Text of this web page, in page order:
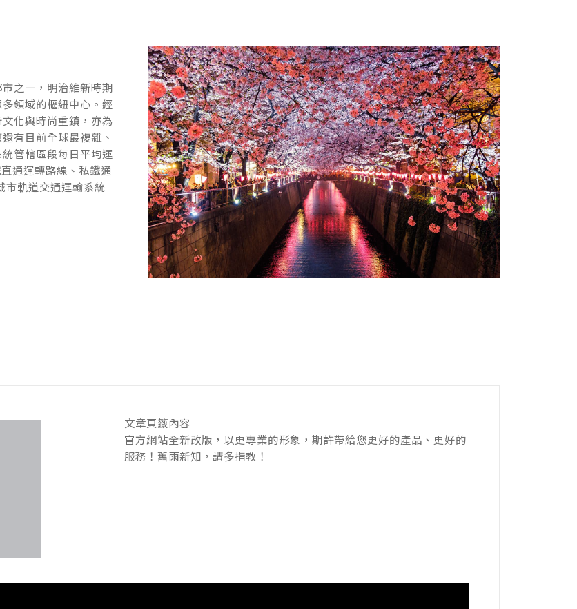
之一，明治維新時期
領域的樞紐中心。經
化與時尚重鎮，亦為
有目前全球最複雜、
管轄區段每日平均運
通運轉路線、私鐵通
市軌道交通運輸系統
之一，明治維新時期
領域的樞紐中心。經
化與時尚重鎮，亦為
有目前全球最複雜、
管轄區段每日平均運
通運轉路線、私鐵通
市軌道交通運輸系統
文章頁籤內容
官方網站全新改版，以更專業的形象，期許帶給您更好的產品、更好的
服務！舊雨新知，請多指教！